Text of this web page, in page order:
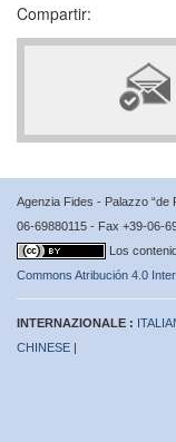
Compartir:
Agenzia Fides - Palazzo “de
06-69880115 - Fax +39-06-
Los
Commons Atribución 4.0
INTERNAZIONALE :
CHINESE |